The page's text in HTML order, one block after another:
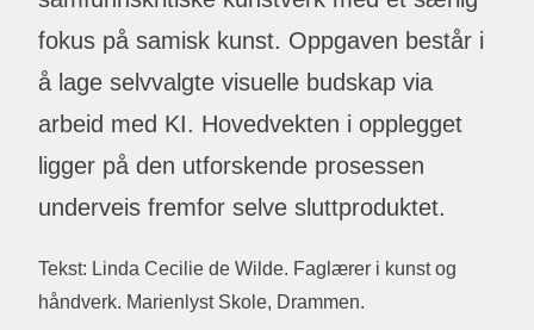
fokus på samisk kunst. Oppgaven består i
å lage selvvalgte visuelle budskap via
arbeid med KI. Hovedvekten i opplegget
ligger på den utforskende prosessen
underveis fremfor selve sluttproduktet.
Tekst: Linda Cecilie de Wilde. Faglærer i kunst og
håndverk. Marienlyst Skole, Drammen.